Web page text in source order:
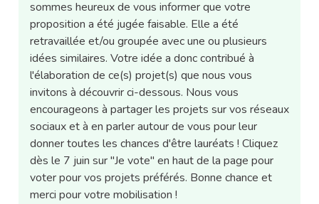
sommes heureux de vous informer que votre
proposition a été jugée faisable. Elle a été
retravaillée et/ou groupée avec une ou plusieurs
idées similaires. Votre idée a donc contribué à
l'élaboration de ce(s) projet(s) que nous vous
invitons à découvrir ci-dessous. Nous vous
encourageons à partager les projets sur vos réseaux
sociaux et à en parler autour de vous pour leur
donner toutes les chances d'être lauréats ! Cliquez
dès le 7 juin sur "Je vote" en haut de la page pour
voter pour vos projets préférés. Bonne chance et
merci pour votre mobilisation !